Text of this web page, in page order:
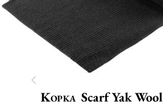
Kopka Scarf Yak Wool